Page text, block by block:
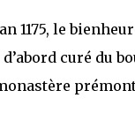
1175, le
curé du